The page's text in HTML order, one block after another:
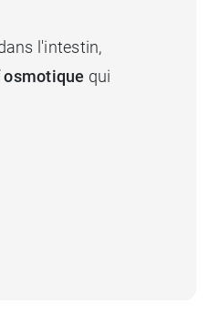
l'intestin,
qui